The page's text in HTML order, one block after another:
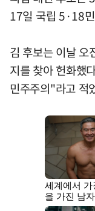
17일 국립 5·18
김 후보는 이날
지를 찾아 헌화했
민주주의"라고 적